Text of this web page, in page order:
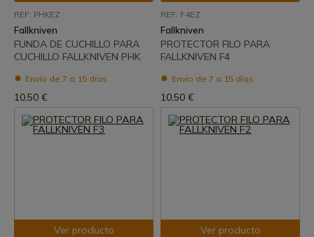
REF: PHKEZ
Fallkniven
FUNDA DE CUCHILLO PARA
CUCHILLO FALLKNIVEN PHK
Envío de 7 a 15 días
10,50 €
REF: F4EZ
Fallkniven
PROTECTOR FILO PARA
FALLKNIVEN F4
Envío de 7 a 15 días
10,50 €
Ver producto Ver producto